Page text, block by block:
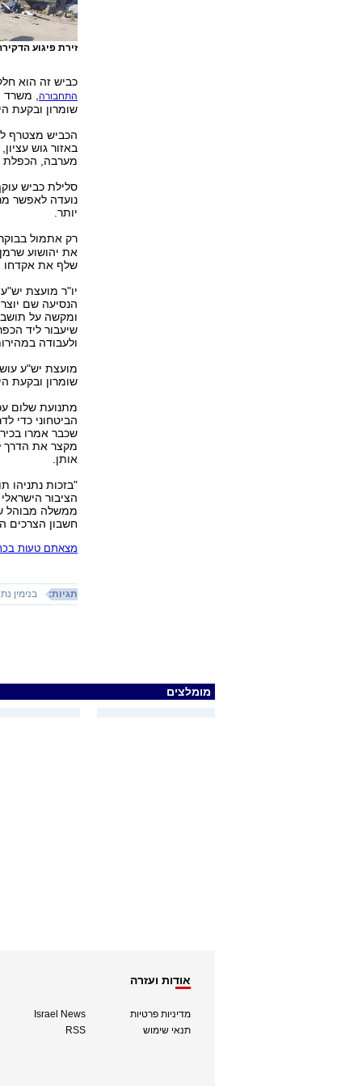
זירת פיגוע
כביש זה הוא
התחבורה, משרד
שומרון ובקעת
הכביש מצטרף
מערבה, הכפלת
סלילת כביש
נועדה לאפשר
יותר.
רק אתמול
את יהושוע
שלף את אקדחו
יו"ר מועצת
הנסיעה שם
ומקשה על
שיעבור ליד
ולעבודה
מועצת יש"ע
שומרון ובקעת
מתנועת שלום
הביטחוני כדי
שכבר אמרו
מקצר את הדרך
אותן.
"בזכות נתניהו
הציבור
ממשלה מבוהל
חשבון הצרכים
מצאתם טעות
תגיות: בנימין
מומלצים
אודות ועזרה
מדיניות פרטיות
תנאי שימוש
Israel News
RSS